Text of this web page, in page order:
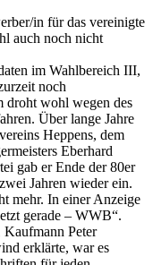
in für das vereinigte
auch noch nicht
im Wahlbereich III,
noch
droht wohl wegen des
Über lange Jahre
Heppens, dem
Eberhard
gab er Ende der 80er
Jahren wieder ein.
mehr. In einer Anzeige
gerade – WWB“.
Kaufmann Peter
erklärte, war es